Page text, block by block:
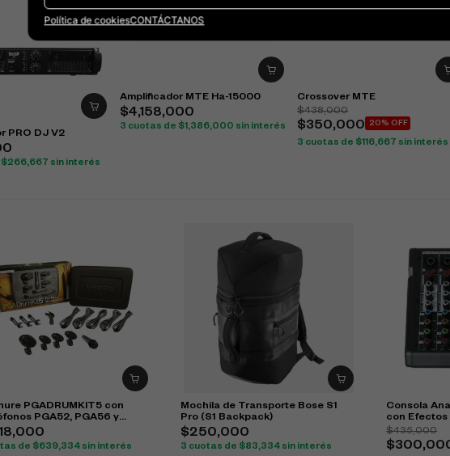
Política de cookiesCONTÁCTANOS
PRO DJ V2
$266,667 sin interés
Amplificador MTE Ha-15000
$4,158,000
3 cuotas de $1,386,000 sin interés
Crossover MTE
$438,000
$350,000 20% OFF
3 cuotas de $116,667 sin interés
PGADRUMKIT5 con
PGA52, PGA56 y
para batería
de $639,334 sin interés
Mochila de Transporte Bose S1
Pro (S1 Backpack)
$250,000
3 cuotas de $83,334sin interés
Consola
con Efectos
$435,000
$